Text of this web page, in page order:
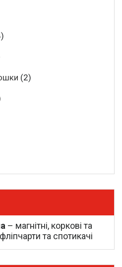
(2)
– магнітні, коркові та
та спотикачі